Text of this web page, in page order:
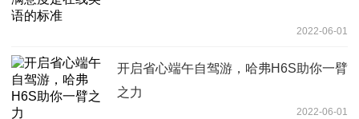
2022-06-01
开启省心端午自驾游，哈弗H6S助你一臂
之力
2022-06-01